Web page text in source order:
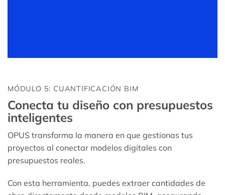
MÓDULO 5: CUANTIFICACIÓN BIM
Conecta tu diseño con presupuestos
inteligentes
OPUS transforma la manera en que gestionas tus
proyectos al conectar modelos digitales con
presupuestos reales.
Con esta herramienta, puedes extraer cantidades de